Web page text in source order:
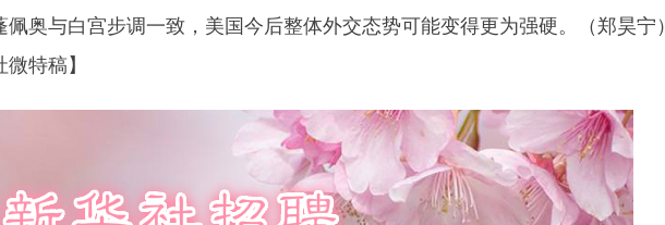
佩奥与白宫步调一致，美国今后整体外交态势可能变得更为强硬。（郑昊宁）
微特稿】